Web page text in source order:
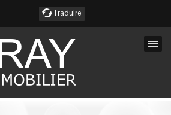
Traduire